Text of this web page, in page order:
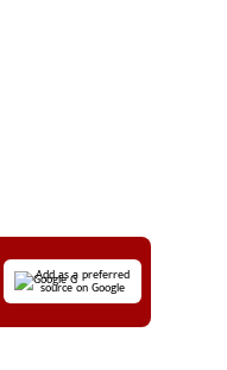
Add as a preferred
source on Google